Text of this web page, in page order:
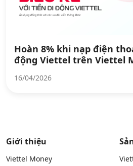
Hoàn 8% khi nạp điện
động Viettel trên Viettel
16/04/2026
Giới thiệu
Viettel Money